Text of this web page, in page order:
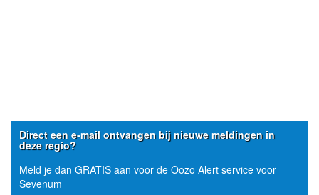
Direct een e-mail ontvangen bij nieuwe meldingen in
deze regio?
Meld je dan GRATIS aan voor de Oozo Alert service voor
Sevenum